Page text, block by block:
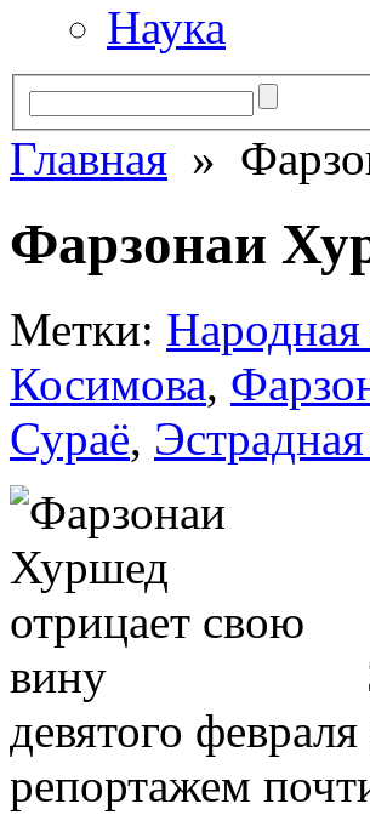
Наука
Главная »
Фарзонаи
Метки: Народная
Косимова,
Сураё,
девятого
репортажем